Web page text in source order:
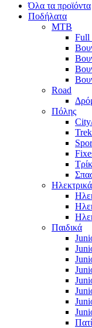
Όλα τα προϊόντα
Ποδήλατα
MTB
Full
Road
Πόλης
Ηλεκτρικά
Παιδικά